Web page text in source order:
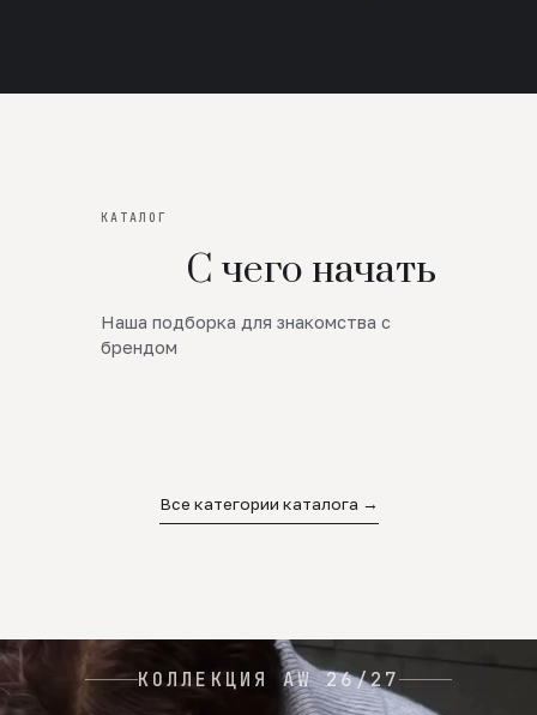
КАТАЛОГ
С чего начать
Наша подборка для знакомства с
брендом
Новинки
SALE
Все категории каталога →
КОЛЛЕКЦИЯ AW 26/27